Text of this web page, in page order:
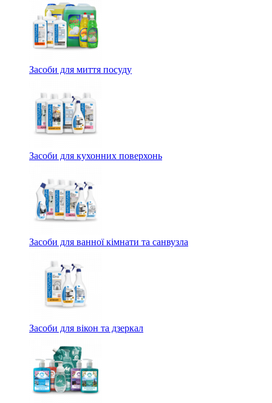
Засоби для миття посуду
Засоби для кухонних поверхонь
Засоби для ванної кімнати та санвузла
Засоби для вікон та дзеркал